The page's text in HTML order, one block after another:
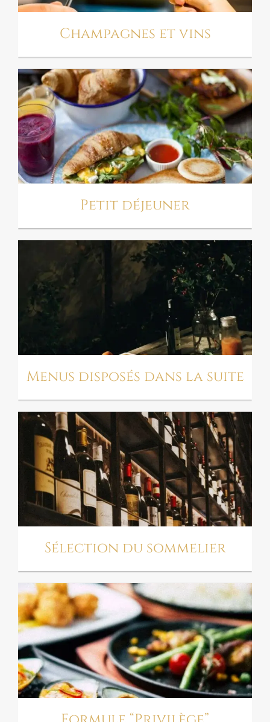
Champagnes et vins
PETIT DÉJEUNER
Petit déjeuner
MENUS DISPOSÉS
DANS LA SUITE
Menus disposés dans la suite
SÉLECTION DU
SOMMELIER
Sélection du sommelier
FORMULE “PRIVILÈGE”